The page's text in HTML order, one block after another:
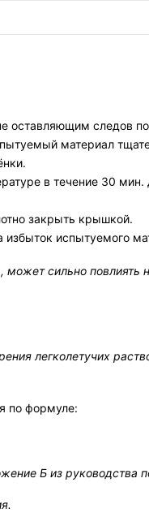
оставляющим следов
материал
в течение 30
закрыть крышкой.
испытуемого
сильно повлиять
легколетучих
по формуле:
Б из руководства